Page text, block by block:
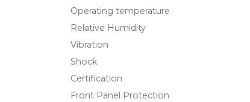
Operating temperature
Relative Humidity
Vibration
Shock
Certification
Front Panel Protection